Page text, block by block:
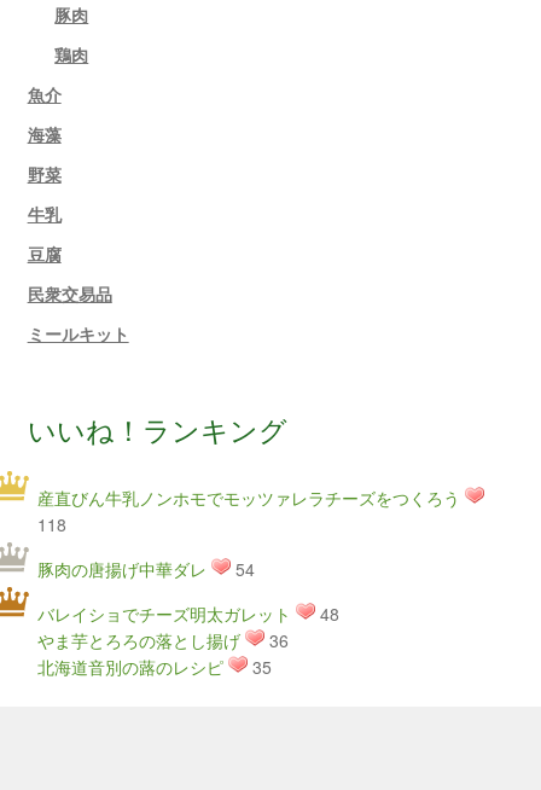
豚肉
鶏肉
魚介
海藻
野菜
牛乳
豆腐
民衆交易品
ミールキット
いいね！ランキング
産直びん牛乳ノンホモでモッツァレラチーズをつくろう
118
豚肉の唐揚げ中華ダレ
54
バレイショでチーズ明太ガレット
48
やま芋とろろの落とし揚げ
36
北海道音別の蕗のレシピ
35